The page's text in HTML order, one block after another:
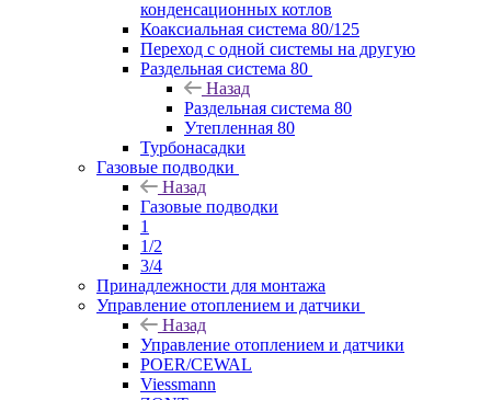
конденсационных котлов
Коаксиальная система 80/125
Переход с одной системы на другую
Раздельная система 80
Назад
Раздельная система 80
Утепленная 80
Турбонасадки
Газовые подводки
Назад
Газовые подводки
1
1/2
3/4
Принадлежности для монтажа
Управление отоплением и датчики
Назад
Управление отоплением и датчики
POER/CEWAL
Viessmann